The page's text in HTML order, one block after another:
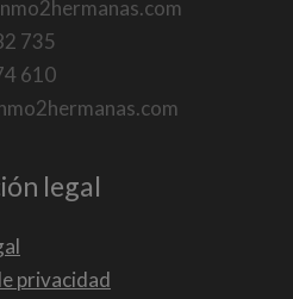
735
610
legal
privacidad